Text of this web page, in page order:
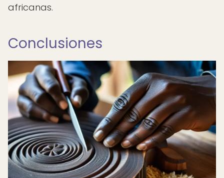
africanas.
Conclusiones